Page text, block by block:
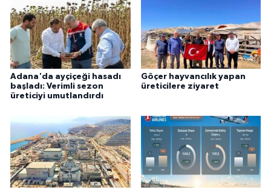
Adana'da ayçiçeği hasadı
başladı: Verimli sezon
üreticiyi umutlandırdı
Göçer hayvancılık yapan
üreticilere ziyaret